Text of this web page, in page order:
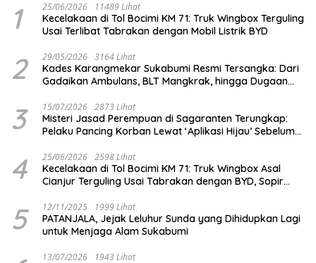
1 25/06/2026 11489 Lihat
Kecelakaan di Tol Bocimi KM 71: Truk Wingbox Terguling
Usai Terlibat Tabrakan dengan Mobil Listrik BYD
2 29/05/2026 3164 Lihat
Kades Karangmekar Sukabumi Resmi Tersangka: Dari
Gadaikan Ambulans, BLT Mangkrak, hingga Dugaan
3 15/07/2026 2873 Lihat
Misteri Jasad Perempuan di Sagaranten Terungkap:
Pelaku Pancing Korban Lewat ‘Aplikasi Hijau’ Sebelum
4 25/06/2026 2598 Lihat
Kecelakaan di Tol Bocimi KM 71: Truk Wingbox Asal
Cianjur Terguling Usai Tabrakan dengan BYD, Sopir
5 12/11/2025 1999 Lihat
PATANJALA, Jejak Leluhur Sunda yang Dihidupkan Lagi
untuk Menjaga Alam Sukabumi
13/07/2026 1943 Lihat